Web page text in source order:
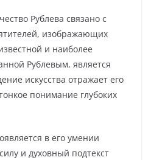
Рублева связано с
изображающих
и наиболее
Рублевым, является
искусства отражает его
понимание глубоких
в его умении
и духовный подтекст